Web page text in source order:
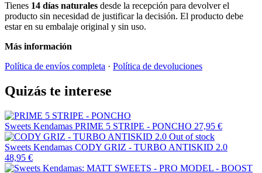
Tienes 14 días naturales desde la recepción para devolver el
producto sin necesidad de justificar la decisión. El producto debe
estar en su embalaje original y sin uso.
Más información
Política de envíos completa · Política de devoluciones
Quizás te interese
Sweets Kendamas PRIME 5 STRIPE - PONCHO 27,95 €
Out of stock
Sweets Kendamas CODY GRIZ - TURBO ANTISKID 2.0
48,95 €